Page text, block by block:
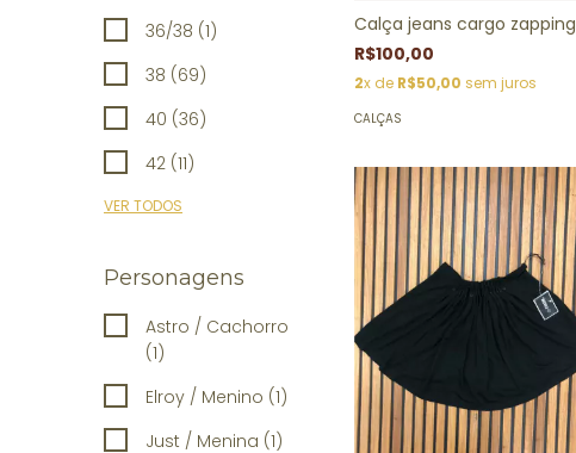
36/38 (1)
38 (69)
40 (36)
42 (11)
VER TODOS
Personagens
Astro / Cachorro
(1)
Elroy / Menino (1)
Just / Menina (1)
Calça jeans cargo zapping
R$100,00
2x de R$50,00 sem juros
CALÇAS